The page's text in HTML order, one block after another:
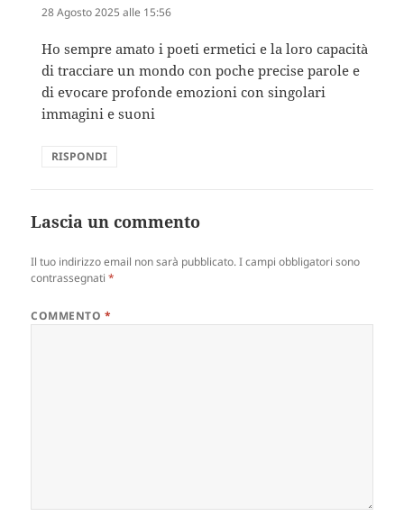
detto:
28 Agosto 2025 alle 15:56
Ho sempre amato i poeti ermetici e la loro capacità
di tracciare un mondo con poche precise parole e
di evocare profonde emozioni con singolari
immagini e suoni
RISPONDI
Lascia un commento
Il tuo indirizzo email non sarà pubblicato. I campi obbligatori sono
contrassegnati*
COMMENTO *